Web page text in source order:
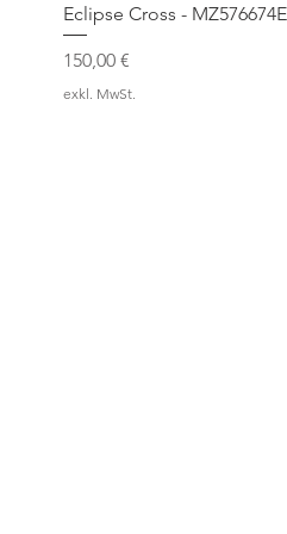
Eclipse Cross -
Preis
150,00 €
exkl. MwSt.